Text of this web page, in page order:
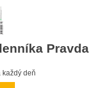
Pravda
každý deň